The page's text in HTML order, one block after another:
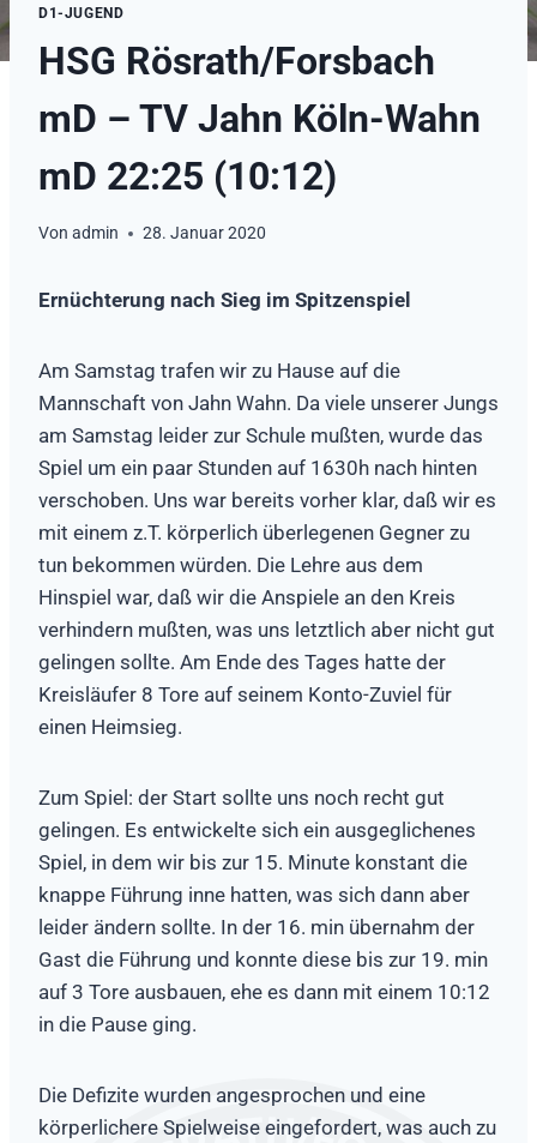
D1-JUGEND
HSG Rösrath/Forsbach
mD – TV Jahn Köln-Wahn
mD 22:25 (10:12)
Von admin 28. Januar 2020
Ernüchterung nach Sieg im Spitzenspiel
Am Samstag trafen wir zu Hause auf die
Mannschaft von Jahn Wahn. Da viele unserer Jungs
am Samstag leider zur Schule mußten, wurde das
Spiel um ein paar Stunden auf 1630h nach hinten
verschoben. Uns war bereits vorher klar, daß wir es
mit einem z.T. körperlich überlegenen Gegner zu
tun bekommen würden. Die Lehre aus dem
Hinspiel war, daß wir die Anspiele an den Kreis
verhindern mußten, was uns letztlich aber nicht gut
gelingen sollte. Am Ende des Tages hatte der
Kreisläufer 8 Tore auf seinem Konto-Zuviel für
einen Heimsieg.
Zum Spiel: der Start sollte uns noch recht gut
gelingen. Es entwickelte sich ein ausgeglichenes
Spiel, in dem wir bis zur 15. Minute konstant die
knappe Führung inne hatten, was sich dann aber
leider ändern sollte. In der 16. min übernahm der
Gast die Führung und konnte diese bis zur 19. min
auf 3 Tore ausbauen, ehe es dann mit einem 10:12
in die Pause ging.
Die Defizite wurden angesprochen und eine
körperlichere Spielweise eingefordert, was auch zu